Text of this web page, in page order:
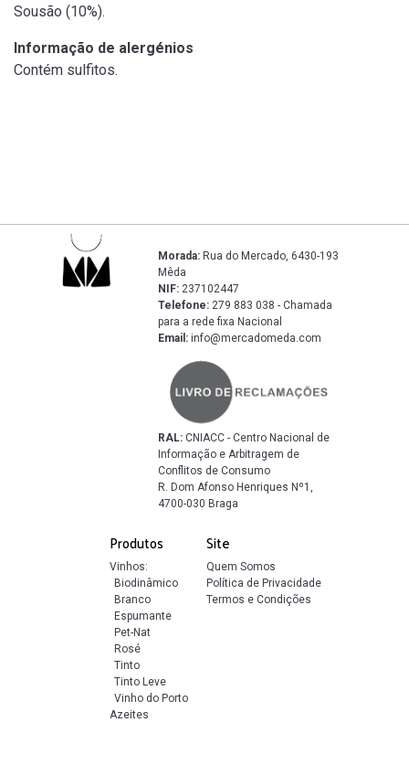
Sousão (10%).
Informação de alergénios
Contém sulfitos.
Produtos
Vinhos:
Biodinâmico
Branco
Espumante
Pet-Nat
Rosé
Tinto
Tinto Leve
Vinho do Porto
Azeites
Site
Quem Somos
Política de Privacidade
Termos e Condições
Morada: Rua do Mercado, 6430-193
Mêda
NIF: 237102447
Telefone: 279 883 038 - Chamada
para a rede fixa Nacional
Email: info@mercadomeda.com
RAL: CNIACC - Centro Nacional de
Informação e Arbitragem de
Conflitos de Consumo
R. Dom Afonso Henriques Nº1,
4700-030 Braga